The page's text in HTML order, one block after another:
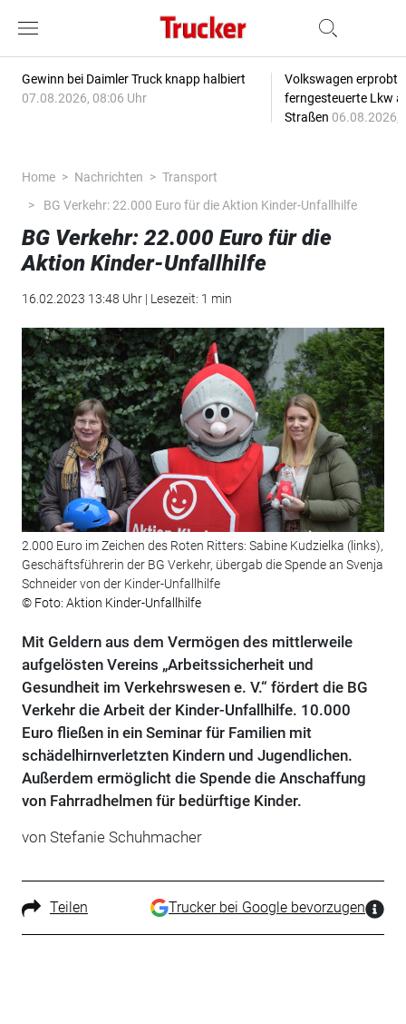
Gewinn bei Daimler Truck knapp halbiert
07.08.2026, 08:06 Uhr
Volkswagen erprobt
ferngesteuerte Lkw
Straßen 06.08.2026,
Home Nachrichten
Transport
BG Verkehr: 22.000 Euro für die Aktion Kinder-Unfallhilfe
BG Verkehr: 22.000 Euro für die
Aktion Kinder-Unfallhilfe
16.02.2023 13:48 Uhr | Lesezeit: 1 min
2.000 Euro im Zeichen des Roten Ritters: Sabine Kudzielka (links),
Geschäftsführerin der BG Verkehr, übergab die Spende an Svenja
Schneider von der Kinder-Unfallhilfe
© Foto: Aktion Kinder-Unfallhilfe
Mit Geldern aus dem Vermögen des mittlerweile
aufgelösten Vereins „Arbeitssicherheit und
Gesundheit im Verkehrswesen e. V.“ fördert die BG
Verkehr die Arbeit der Kinder-Unfallhilfe. 10.000
Euro fließen in ein Seminar für Familien mit
schädelhirnverletzten Kindern und Jugendlichen.
Außerdem ermöglicht die Spende die Anschaffung
von Fahrradhelmen für bedürftige Kinder.
von Stefanie Schuhmacher
Teilen Trucker bei Google bevorzugen